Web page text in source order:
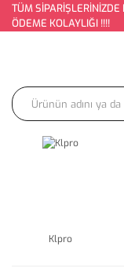
TÜM
ÖDEME KOLAYLIĞI !!!!
Klpro